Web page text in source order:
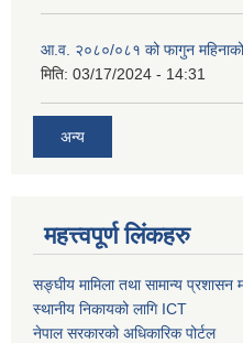
आ.व. २०८०/०८१ को फागुन
मिति: 03/17/2024 - 14:31
अन्य
महत्त्वपूर्ण लिंकहरु
सङ्घीय मामिला तथा सामान्य प्रशासन
स्थानीय निकायको लागि ICT
नेपाल सरकारको अधिकारिक पोर्टल